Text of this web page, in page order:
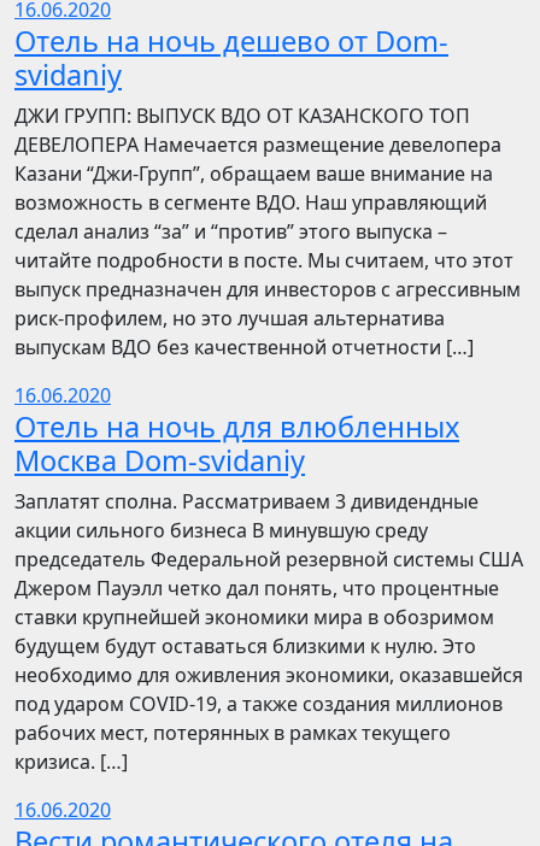
16.06.2020
Отель на ночь дешево от Dom-
svidaniy
​​ДЖИ ГРУПП: ВЫПУСК ВДО ОТ КАЗАНСКОГО ТОП
ДЕВЕЛОПЕРА Намечается размещение девелопера
Казани “Джи-Групп”, обращаем ваше внимание на
возможность в сегменте ВДО. Наш управляющий
сделал анализ “за” и “против” этого выпуска –
читайте подробности в посте. Мы считаем, что этот
выпуск предназначен для инвесторов с агрессивным
риск-профилем, но это лучшая альтернатива
выпускам ВДО без качественной отчетности […]
16.06.2020
Отель на ночь для влюбленных
Москва Dom-svidaniy
Заплатят сполна. Рассматриваем 3 дивидендные
акции сильного бизнеса В минувшую среду
председатель Федеральной резервной системы США
Джером Пауэлл четко дал понять, что процентные
ставки крупнейшей экономики мира в обозримом
будущем будут оставаться близкими к нулю. Это
необходимо для оживления экономики, оказавшейся
под ударом COVID-19, а также создания миллионов
рабочих мест, потерянных в рамках текущего
кризиса. […]
16.06.2020